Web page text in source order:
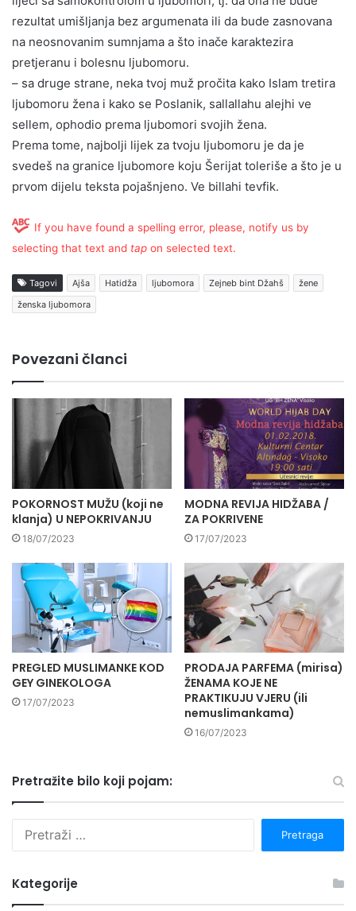
rezultat umišljanja bez argumenata ili da bude zasnovana
na neosnovanim sumnjama a što inače karaktezira
pretjeranu i bolesnu ljubomoru.
– sa druge strane, neka tvoj muž pročita kako Islam tretira
ljubomoru žena i kako se Poslanik, sallallahu alejhi ve
sellem, ophodio prema ljubomori svojih žena.
Prema tome, najbolji lijek za tvoju ljubomoru je da je
svedeš na granice ljubomore koju Šerijat toleriše a što je u
prvom dijelu teksta pojašnjeno. Ve billahi tevfik.
If you have found a spelling error, please, notify us by
selecting that text and tap on selected text.
Tagovi Ajša Hatidža ljubomora Zejneb bint Džahš
žene
ženska ljubomora
Povezani članci
POKORNOST MUŽU (koji ne
klanja) U NEPOKRIVANJU
18/07/2023
MODNA REVIJA HIDŽABA /
ZA POKRIVENE
17/07/2023
PREGLED MUSLIMANKE KOD
GEY GINEKOLOGA
17/07/2023
PRODAJA PARFEMA (mirisa)
ŽENAMA KOJE NE
PRAKTIKUJU VJERU (ili
nemuslimankama)
16/07/2023
Pretražite bilo koji pojam:
Kategorije